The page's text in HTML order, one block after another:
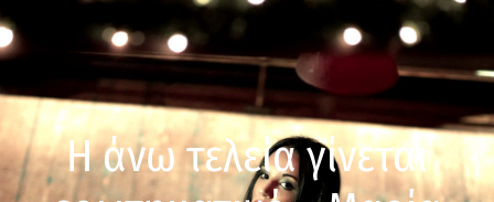
Η άνω τελεία γίνεται